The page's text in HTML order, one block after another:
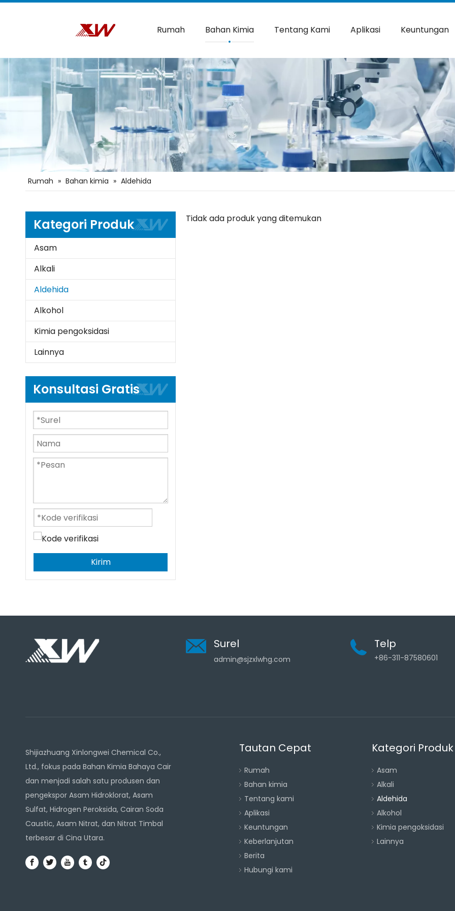
Rumah Bahan Kimia Tentang Kami Aplikasi Keuntungan
Rumah » Bahan kimia » Aldehida
Kategori Produk
Asam
Alkali
Aldehida
Alkohol
Kimia pengoksidasi
Lainnya
Konsultasi Gratis
Kirim
Tidak ada produk yang ditemukan
Surel
admin@sjzxlwhg.com
Telp
+86-311-87580601
Shijiazhuang Xinlongwei Chemical Co.,
Ltd., fokus pada Bahan Kimia Bahaya Cair
dan menjadi salah satu produsen dan
pengekspor Asam Hidroklorat, Asam
Sulfat, Hidrogen Peroksida, Cairan Soda
Caustic, Asam Nitrat, dan Nitrat Timbal
terbesar di Cina Utara.
Tautan Cepat
Rumah
Bahan kimia
Tentang kami
Aplikasi
Keuntungan
Keberlanjutan
Berita
Hubungi kami
Kategori Produk
Asam
Alkali
Aldehida
Alkohol
Kimia pengoksidasi
Lainnya